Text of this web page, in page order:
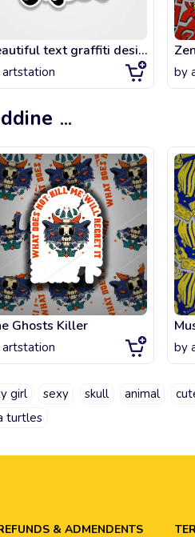
Beautiful text graffiti design
artstation by
...
Ghosts Killer
artstation by
girl sexy skull animal
turtles
& ADMENDENTS